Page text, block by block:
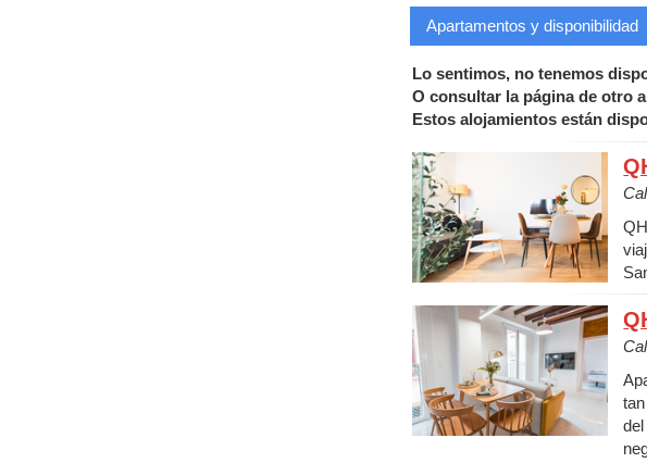
Apartamentos y disponibilidad
Lo sentimos, no tenemos
O consultar la página de otro
Estos alojamientos están